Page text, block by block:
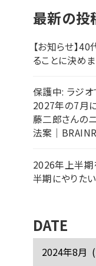
最新の投
【お知らせ】
ることに決めま
保護中: ラジオ
2027年の7月
藤二郎さんの
法案｜
2026年上半期
半期にやりた
DATE